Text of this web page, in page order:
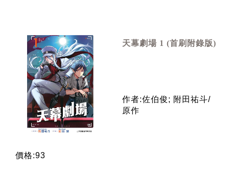
天幕劇場 1 (首刷附錄版)
作者:佐伯俊; 附田祐斗/
原作
價格:93